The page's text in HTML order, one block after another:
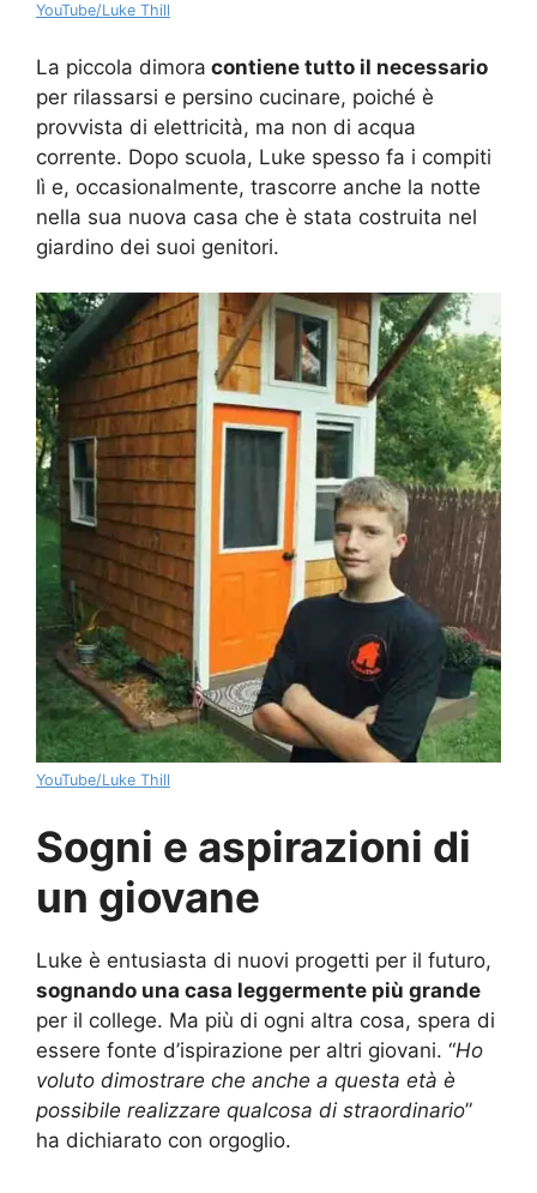
YouTube/Luke Thill
La piccola dimora contiene tutto il necessario
per rilassarsi e persino cucinare, poiché è
provvista di elettricità, ma non di acqua
corrente. Dopo scuola, Luke spesso fa i compiti
lì e, occasionalmente, trascorre anche la notte
nella sua nuova casa che è stata costruita nel
giardino dei suoi genitori.
YouTube/Luke Thill
Sogni e aspirazioni di
un giovane
Luke è entusiasta di nuovi progetti per il futuro,
sognando una casa leggermente più grande
per il college. Ma più di ogni altra cosa, spera di
essere fonte d’ispirazione per altri giovani. “Ho
voluto dimostrare che anche a questa età è
possibile realizzare qualcosa di straordinario”
ha dichiarato con orgoglio.